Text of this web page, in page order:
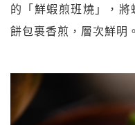
的「鮮蝦煎班燒」，
餅包裹香煎，層次鮮明。